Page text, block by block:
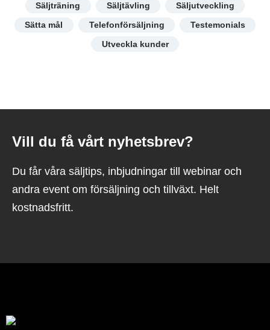
Säljträning
Säljtävling
Säljutveckling
Sätta mål
Telefonförsäljning
Testemonials
Utveckla kunder
Vill du få vårt nyhetsbrev?
Du får våra säljtips, inbjudningar till webinar och
andra event om försäljning och tillväxt. Helt
kostnadsfritt.